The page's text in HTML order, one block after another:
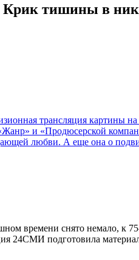
тишины в
трансляция картины
и «Продюсерской
любви. А еще она о
времени снято немало, к
24СМИ подготовила